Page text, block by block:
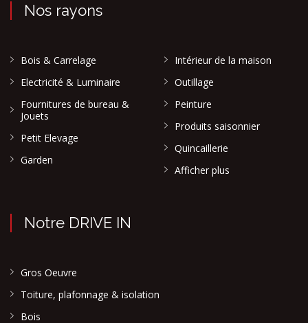
Nos rayons
Bois & Carrelage
Electricité & Luminaire
Fournitures de bureau &
Jouets
Petit Elevage
Garden
Intérieur de la maison
Outillage
Peinture
Produits saisonnier
Quincaillerie
Afficher plus
Notre DRIVE IN
Gros Oeuvre
Toiture, plafonnage & isolation
Bois